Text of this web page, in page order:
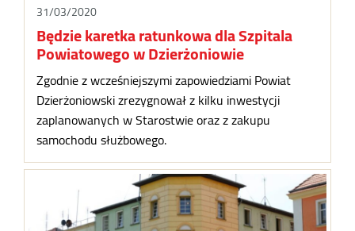
31/03/2020
Będzie karetka ratunkowa dla Szpitala
Powiatowego w Dzierżoniowie
Zgodnie z wcześniejszymi zapowiedziami Powiat
Dzierżoniowski zrezygnował z kilku inwestycji
zaplanowanych w Starostwie oraz z zakupu
samochodu służbowego.